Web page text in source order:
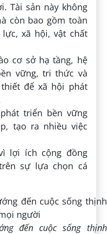
Tài sản này không
còn bao gồm toàn
xã hội, vật chất
cơ sở hạ tầng, hệ
vững, tri thức và
để xã hội phát
triển bền vững
tạo ra nhiều việc
lợi ích cộng đồng
sự lựa chọn cá
đến cuộc sống thịnh